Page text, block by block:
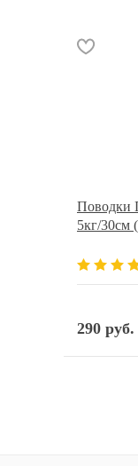
Поводки
5кг/30см
290 руб.